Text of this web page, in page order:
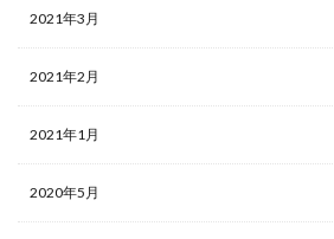
2021年3月
2021年2月
2021年1月
2020年5月